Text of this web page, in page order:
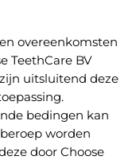
overeenkomsten
TeethCare BV
uitsluitend deze
bedingen kan
worden
door Choose